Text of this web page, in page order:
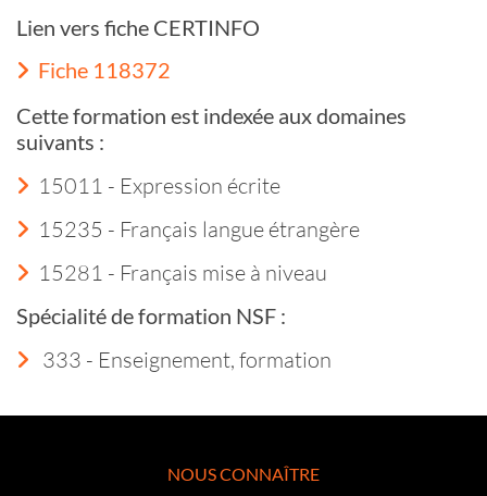
Lien vers fiche CERTINFO
Fiche 118372
Cette formation est indexée aux domaines
suivants :
15011 - Expression écrite
15235 - Français langue étrangère
15281 - Français mise à niveau
Spécialité de formation NSF :
333 - Enseignement, formation
NOUS CONNAÎTRE